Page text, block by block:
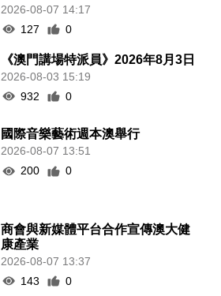
2026-08-07 14:17
127
0
《澳門講場特派員》2026年8月3日
2026-08-03 15:19
932
0
國際音樂藝術週本澳舉行
2026-08-07 13:51
200
0
商會與新媒體平台合作宣傳澳大健
康產業
2026-08-07 13:37
143
0